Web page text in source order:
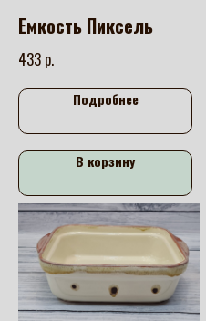
Емкость Пиксель
433 р.
Подробнее
В корзину